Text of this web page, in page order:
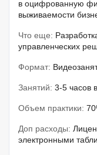
в оцифрованную
выживаемости
Что еще:
управленческих
Формат:
Занятий: 3-5 часов
Объем практики:
Доп расходы:
электронными